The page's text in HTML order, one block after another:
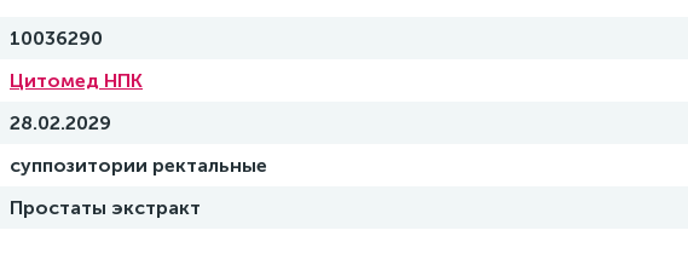
10036290
Цитомед НПК
28.02.2029
суппозитории ректальные
Простаты экстракт